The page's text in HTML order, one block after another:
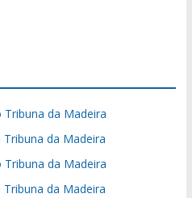
da Madeira
Tribuna da Madeira
da Madeira
Tribuna da Madeira